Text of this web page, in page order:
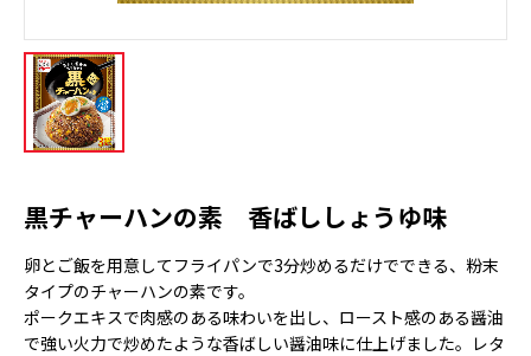
黒チャーハンの素 香ばししょうゆ味
卵とご飯を用意してフライパンで3分炒めるだけでできる、粉末
タイプのチャーハンの素です。
ポークエキスで肉感のある味わいを出し、ロースト感のある醤油
で強い火力で炒めたような香ばしい醤油味に仕上げました。レタ